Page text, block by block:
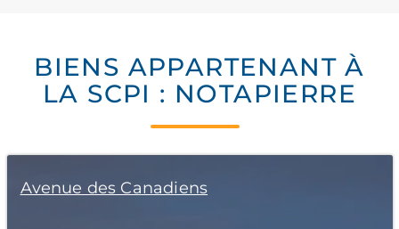
BIENS APPARTENANT À
LA SCPI : NOTAPIERRE
Avenue des Canadiens